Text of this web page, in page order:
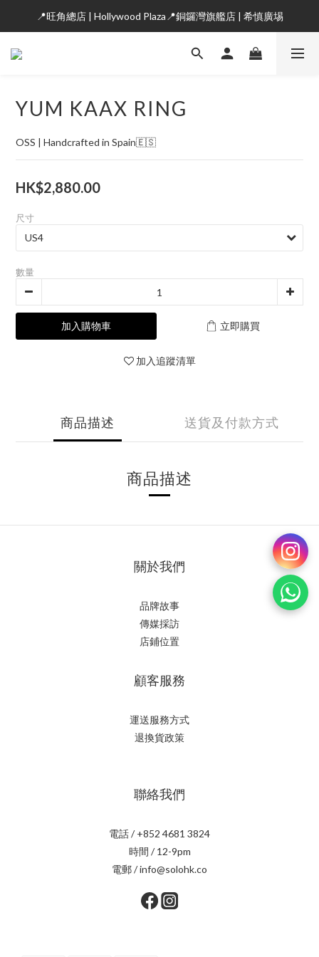
📍旺角總店 | Hollywood Plaza📍銅鑼灣旗艦店 | 希慎廣埸
YUM KAAX RING
OSS | Handcrafted in Spain🇪🇸
HK$2,880.00
尺寸
數量
加入購物車 立即購買
加入追蹤清單
商品描述 送貨及付款方式
商品描述
關於我們
品牌故事
傳媒採訪
店鋪位置
顧客服務
運送服務方式
退換貨政策
聯絡我們
電話 / +852 4681 3824
時間 / 12-9pm
電郵 / info@solohk.co